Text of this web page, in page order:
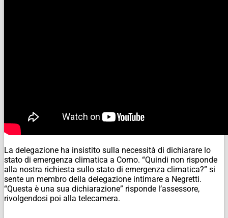
La delegazione ha insistito sulla necessità di dichiarare lo
stato di emergenza climatica a Como. “Quindi non risponde
alla nostra richiesta sullo stato di emergenza climatica?” si
sente un membro della delegazione intimare a Negretti.
“Questa è una sua dichiarazione” risponde l’assessore,
rivolgendosi poi alla telecamera.